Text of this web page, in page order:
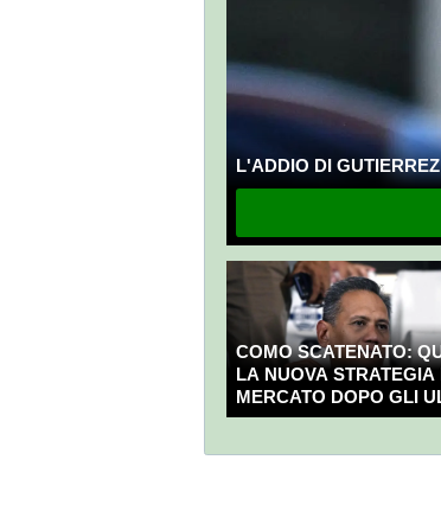
L'ADDIO DI
COMO SCATENATO:
LA NUOVA STRATEGIA
MERCATO DOPO GLI
COLPI?